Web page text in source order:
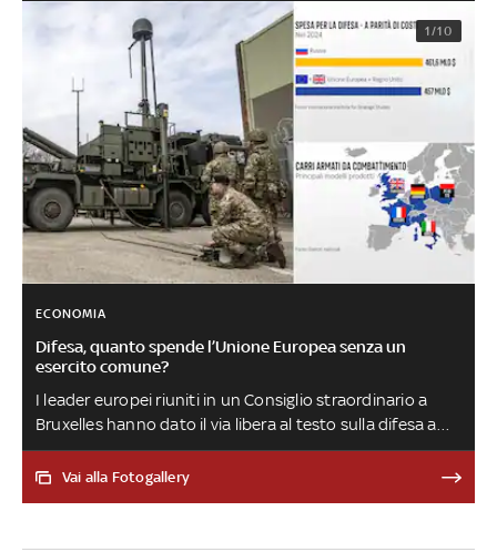
1/10
ECONOMIA
Difesa, quanto spende l’Unione Europea senza un
esercito comune?
I leader europei riuniti in un Consiglio straordinario a
Bruxelles hanno dato il via libera al testo sulla difesa a
pochi giorni dal varo del piano Rearm Europe. Fino ad
oggi l'Europa ha investito risorse analoghe alla Russia
nella puntata del 6 marzo di “Numeri”, approfondimento
Vai alla Fotogallery